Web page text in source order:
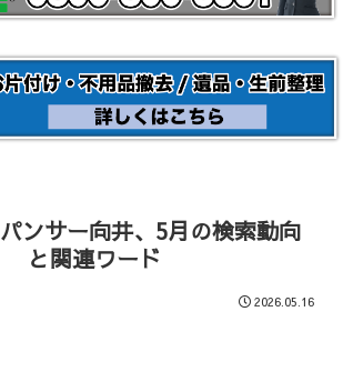
ンサー向井、5月の検索動向
と関連ワード
2026.05.16